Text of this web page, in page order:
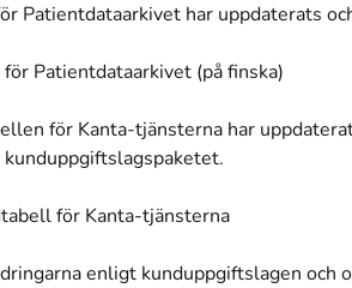
Patientdataarkivet har uppdaterats
Patientdataarkivet (på finska)
för Kanta-tjänsterna har
för Kanta-tjänsterna
enligt kunduppgiftslagen och